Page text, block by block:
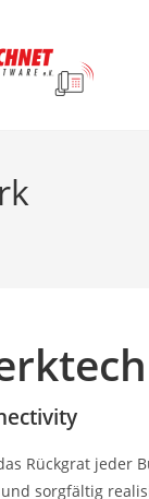
Rückgrat jeder
sorgfältig